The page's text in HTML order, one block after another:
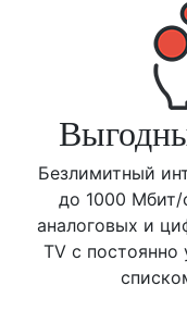
Безлимитный
до 1000 Мбит/
аналоговых и
TV с